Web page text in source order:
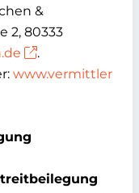
&
2, 80333
.
www.vermittler